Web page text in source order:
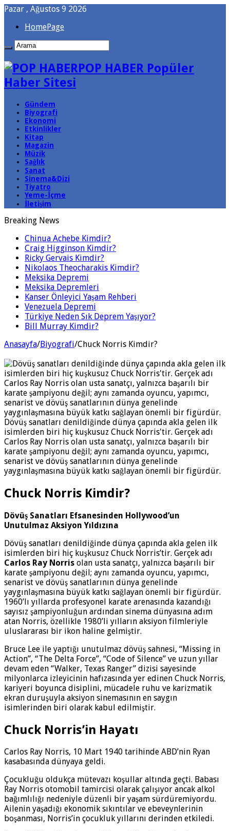
Pazar , Ağustos 9 2026
HomePage
POP HABER Popüler
Haber Sitesi
Gündem
Biyografi
Ekonomi
Etkinlikler
Kitap
Magazin
Müzik
Sağlık
Sanat
Sinema&Dizi
Tiyatro
Yeme-İçme
İletişim
Breaking News
Chinua Achebe Kimdir?
Craig Higginson Kimdir?
Ricky Gervais Kimdir?
Nikolaos Theocharakis Kimdir?
Meksika Depremi
Meksika Depremleri
Kanser Önleyici Yaşam Rehberi
Venezuela Depremi
Türkiye Neden Sık Deprem Yaşıyor?
Bill Murray Kimdir?
Anasayfa/Biyografi/Chuck Norris Kimdir?
Dövüş sanatları denildiğinde dünya çapında akla gelen ilk
isimlerden biri hiç kuşkusuz Chuck Norris'tir. Gerçek adı
Carlos Ray Norris olan usta sanatçı, yalnızca başarılı bir
karate şampiyonu değil; aynı zamanda oyuncu, yapımcı,
senarist ve dövüş sanatlarının dünya genelinde
yaygınlaşmasına büyük katkı sağlayan önemli bir figürdür.
Chuck Norris Kimdir?
Dövüş Sanatları Efsanesinden Hollywood’un
Unutulmaz Aksiyon Yıldızına
Dövüş sanatları denildiğinde dünya çapında akla gelen ilk
isimlerden biri hiç kuşkusuz Chuck Norris’tir. Gerçek adı
Carlos Ray Norris olan usta sanatçı, yalnızca başarılı bir
karate şampiyonu değil; aynı zamanda oyuncu, yapımcı,
senarist ve dövüş sanatlarının dünya genelinde
yaygınlaşmasına büyük katkı sağlayan önemli bir figürdür.
1960’lı yıllarda profesyonel karate arenasında kazandığı
sayısız şampiyonluğun ardından sinema dünyasına adım
atan Norris, özellikle 1980’li yılların aksiyon filmleriyle
uluslararası bir ikon haline gelmiştir.
Bruce Lee ile yaptığı unutulmaz dövüş sahnesi, “Missing in
Action”, “The Delta Force”, “Code of Silence” ve uzun yıllar
devam eden “Walker, Texas Ranger” dizisi sayesinde
milyonlarca izleyicinin hafızasında yer edinen Chuck Norris,
kariyeri boyunca disiplini, mücadele ruhu ve karizmatik
ekran duruşuyla aksiyon sinemasının en saygın
isimlerinden biri olarak kabul edilmiştir.
Chuck Norris’in Hayatı
Carlos Ray Norris, 10 Mart 1940 tarihinde ABD’nin Ryan
kasabasında dünyaya geldi.
Çocukluğu oldukça mütevazı koşullar altında geçti. Babası
Ray Norris otomobil tamircisi olarak çalışıyor ancak alkol
bağımlılığı nedeniyle düzenli bir yaşam sürdüremiyordu.
Ailenin yaşadığı ekonomik sıkıntılar ve ebeveynlerinin
boşanması, Norris’in çocukluk yıllarını derinden etkiledi.